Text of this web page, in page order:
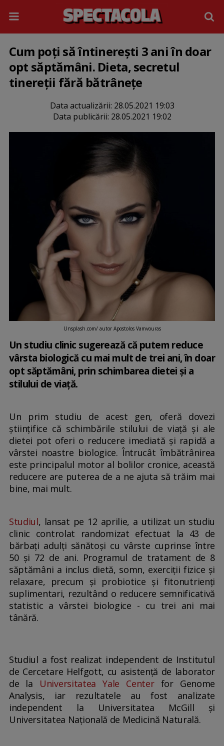
Cum poți să întinerești 3 ani în doar
opt săptămâni. Dieta, secretul
tinereții fără bătrânețe
Data actualizării: 28.05.2021 19:03
Data publicării: 28.05.2021 19:02
Unsplash.com/ autor Apostolos Vamvouras
Un studiu clinic sugerează că putem reduce
vârsta biologică cu mai mult de trei ani, în doar
opt săptămâni, prin schimbarea dietei și a
stilului de viață.
Un prim studiu de acest gen, oferă dovezi
științifice că schimbările stilului de viață și ale
dietei pot oferi o reducere imediată și rapidă a
vârstei noastre biologice. Întrucât îmbătrânirea
este principalul motor al bolilor cronice, această
reducere are puterea de a ne ajuta să trăim mai
bine, mai mult.
Studiul, lansat pe 12 aprilie, a utilizat un studiu
clinic controlat randomizat efectuat la 43 de
bărbați adulți sănătoși cu vârste cuprinse între
50 și 72 de ani. Programul de tratament de 8
săptămâni a inclus dietă, somn, exerciții fizice și
relaxare, precum și probiotice și fitonutrienți
suplimentari, rezultând o reducere semnificativă
statistic a vârstei biologice - cu trei ani mai
tânără.
Studiul a fost realizat independent de Institutul
de Cercetare Helfgott, cu asistență de laborator
de la Universitatea Yale Centerfor Genome
Analysis, iar rezultatele au fost analizate
independent la Universitatea McGill și
Universitatea Națională de Medicină Naturală.